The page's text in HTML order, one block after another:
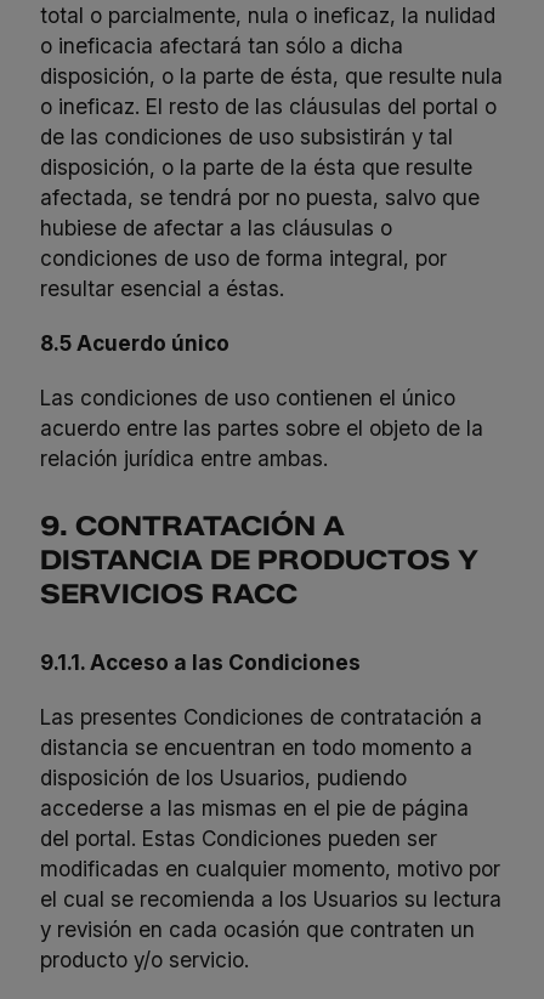
total o parcialmente, nula o ineficaz, la nulidad
o ineficacia afectará tan sólo a dicha
disposición, o la parte de ésta, que resulte nula
o ineficaz. El resto de las cláusulas del portal o
de las condiciones de uso subsistirán y tal
disposición, o la parte de la ésta que resulte
afectada, se tendrá por no puesta, salvo que
hubiese de afectar a las cláusulas o
condiciones de uso de forma integral, por
resultar esencial a éstas.
8.5 Acuerdo único
Las condiciones de uso contienen el único
acuerdo entre las partes sobre el objeto de la
relación jurídica entre ambas.
9. CONTRATACIÓN A
DISTANCIA DE PRODUCTOS Y
SERVICIOS RACC
9.1.1. Acceso a las Condiciones
Las presentes Condiciones de contratación a
distancia se encuentran en todo momento a
disposición de los Usuarios, pudiendo
accederse a las mismas en el pie de página
del portal. Estas Condiciones pueden ser
modificadas en cualquier momento, motivo por
el cual se recomienda a los Usuarios su lectura
y revisión en cada ocasión que contraten un
producto y/o servicio.